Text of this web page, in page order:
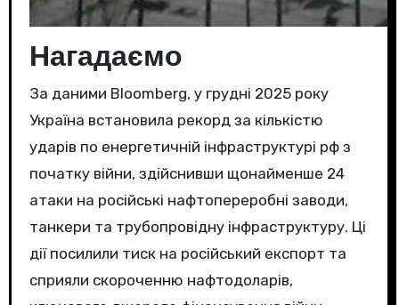
Нагадаємо
За даними Bloomberg, у грудні 2025 року
Україна встановила рекорд за кількістю
ударів по енергетичній інфраструктурі рф з
початку війни, здійснивши щонайменше 24
атаки на російські нафтопереробні заводи,
танкери та трубопровідну інфраструктуру. Ці
дії посилили тиск на російський експорт та
сприяли скороченню нафтодоларів,